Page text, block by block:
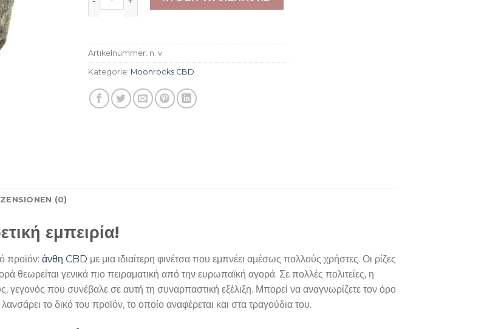
Artikelnummer: n. v.
Kategorie: Moonrocks CBD
(0)
εμπειρία!
προϊόν: άνθη CBD με μια ιδιαίτερη φινέτσα που εμπνέει αμέσως πολλούς χρήστες. Οι ρίζες
θεωρείται γενικά πιο πειραματική από την ευρωπαϊκή αγορά. Σε πολλές πολιτείες, η
γεγονός που συνέβαλε σε αυτή τη συναρπαστική εξέλιξη. Μπορεί να αναγνωρίζετε τον όρο
το δικό του προϊόν, το οποίο αναφέρεται και στα τραγούδια του.